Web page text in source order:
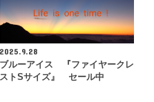
2025.9.28
ブルーアイス 『ファイヤークレ
ストSサイズ』 セール中